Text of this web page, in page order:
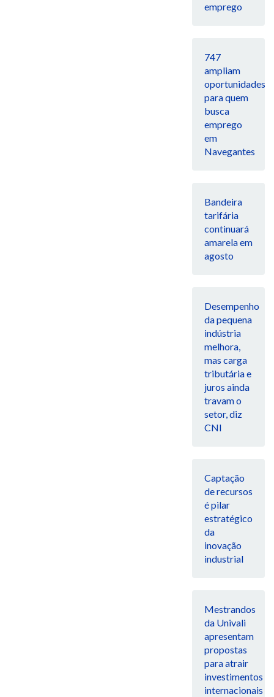
emprego
747
ampliam
oportunidades
para quem
busca
emprego
em
Navegantes
Bandeira
tarifária
continuará
amarela em
agosto
Desempenho
da pequena
indústria
melhora,
mas carga
tributária e
juros ainda
travam o
setor, diz
CNI
Captação
de recursos
é pilar
estratégico
da
inovação
industrial
Mestrandos
da Univali
apresentam
propostas
para atrair
investimentos
internacionais